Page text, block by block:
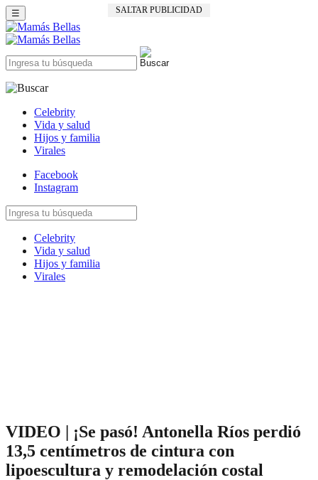
☰
Celebrity
Vida y salud
Hijos y familia
Virales
Facebook
Instagram
Celebrity
Vida y salud
Hijos y familia
Virales
VIDEO | ¡Se pasó! Antonella Ríos perdió
13,5 centímetros de cintura con
lipoescultura y remodelación costal